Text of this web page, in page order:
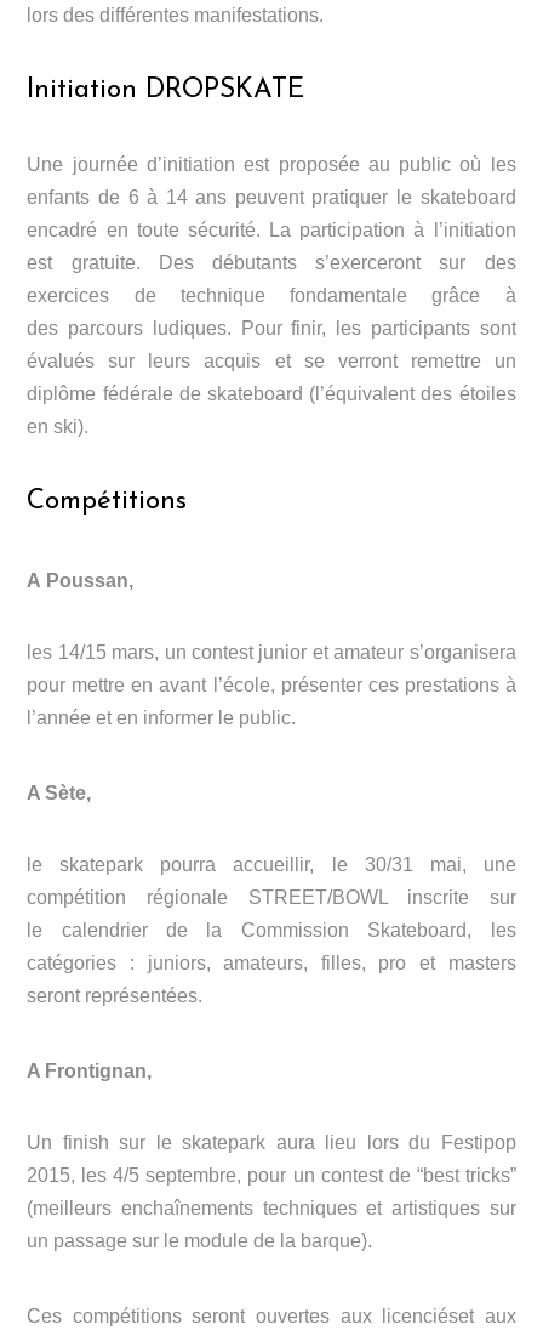
lors des différentes manifestations.
Initiation DROPSKATE
Une journée d’initiation est proposée au public où les
enfants de 6 à 14 ans peuvent pratiquer le skateboard
encadré en toute sécurité. La participation à l’initiation
est gratuite. Des débutants s’exerceront sur des
exercices de technique fondamentale grâce à
des parcours ludiques. Pour finir, les participants sont
évalués sur leurs acquis et se verront remettre un
diplôme fédérale de skateboard (l’équivalent des étoiles
en ski).
Compétitions
A Poussan,
les 14/15 mars, un contest junior et amateur s’organisera
pour mettre en avant l’école, présenter ces prestations à
l’année et en informer le public.
A Sète,
le skatepark pourra accueillir, le 30/31 mai, une
compétition régionale STREET/BOWL inscrite sur
le calendrier de la Commission Skateboard, les
catégories : juniors, amateurs, filles, pro et masters
seront représentées.
A Frontignan,
Un finish sur le skatepark aura lieu lors du Festipop
2015, les 4/5 septembre, pour un contest de “best tricks”
(meilleurs enchaînements techniques et artistiques sur
un passage sur le module de la barque).
Ces compétitions seront ouvertes aux licenciéset aux